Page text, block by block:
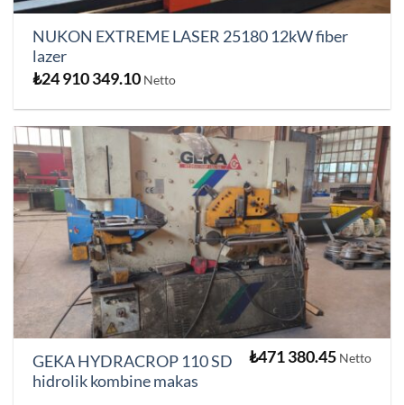
NUKON EXTREME LASER 25180 12kW fiber
lazer
₺24 910 349.10 Netto
GEKA HYDRACROP 110 SD
hidrolik kombine makas
₺471 380.45 Netto